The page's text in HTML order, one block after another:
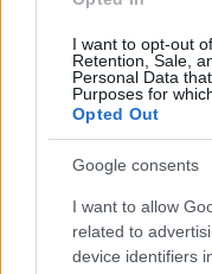
I want to opt-out
Retention, Sale,
Personal Data
Purposes for
Opted Out
Google consents
I want to allow
related to
device identifiers
egyre kedveltebb
Levelei a mi
némi víz
alkalmazkodtak
szárazsághoz,
inkább forró
növény.